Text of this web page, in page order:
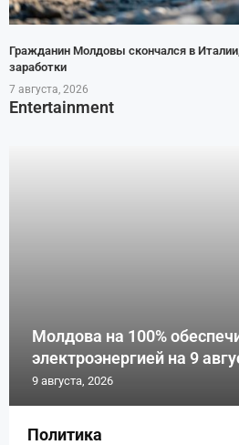
Гражданин Молдовы скончался в
заработки
7 августа, 2026
Entertainment
Молдова на 100%
электроэнергией на 9
9 августа, 2026
Политика